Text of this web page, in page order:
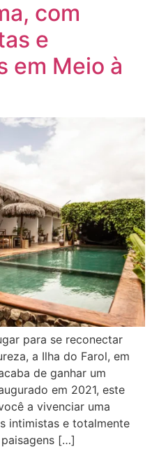
com
e
em Meio à
para se reconectar
a Ilha do Farol, em
de ganhar um
em 2021, este
a vivenciar uma
intimistas e totalmente
[…]